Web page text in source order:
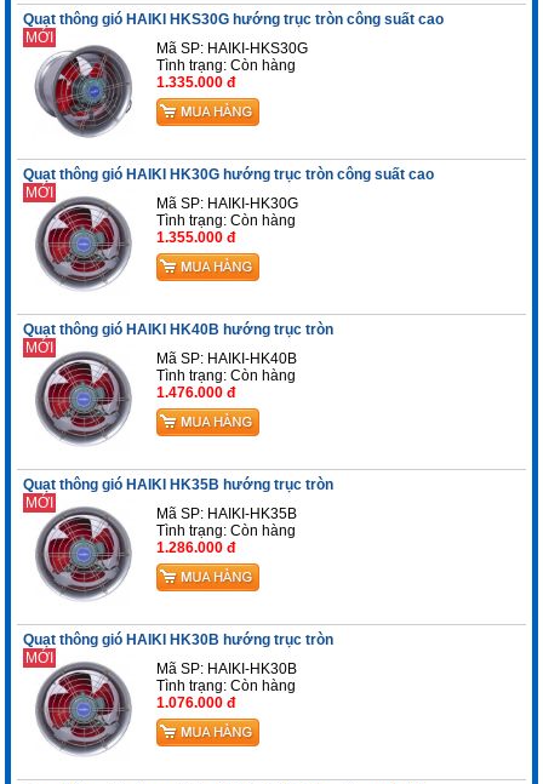
Quạt thông gió HAIKI HKS30G hướng trục tròn công suất cao
MỚI
Mã SP: HAIKI-HKS30G
Tình trạng:Còn hàng
1.335.000 đ
Quạt thông gió HAIKI HK30G hướng trục tròn công suất cao
MỚI
Mã SP: HAIKI-HK30G
Tình trạng:Còn hàng
1.355.000 đ
Quạt thông gió HAIKI HK40B hướng trục tròn
MỚI
Mã SP: HAIKI-HK40B
Tình trạng:Còn hàng
1.476.000 đ
Quạt thông gió HAIKI HK35B hướng trục tròn
MỚI
Mã SP: HAIKI-HK35B
Tình trạng:Còn hàng
1.286.000 đ
Quạt thông gió HAIKI HK30B hướng trục tròn
MỚI
Mã SP: HAIKI-HK30B
Tình trạng:Còn hàng
1.076.000 đ